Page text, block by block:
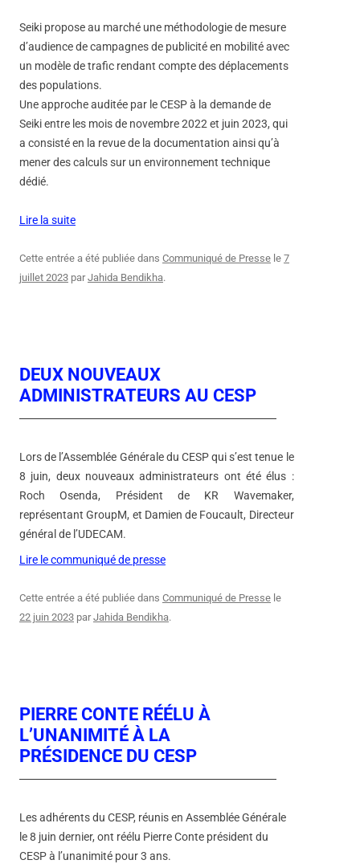
Seiki propose au marché une méthodologie de mesure
d’audience de campagnes de publicité en mobilité avec
un modèle de trafic rendant compte des déplacements
des populations.
Une approche auditée par le CESP à la demande de
Seiki entre les mois de novembre 2022 et juin 2023, qui
a consisté en la revue de la documentation ainsi qu’à
mener des calculs sur un environnement technique
dédié.
Lire la suite
Cette entrée a été publiée dans Communiqué de Presse le 7
juillet 2023 parJahida Bendikha.
DEUX NOUVEAUX
ADMINISTRATEURS AU CESP
Lors de l’Assemblée Générale du CESP qui s’est tenue le
8 juin, deux nouveaux administrateurs ont été élus :
Roch Osenda, Président de KR Wavemaker,
représentant GroupM, et Damien de Foucault, Directeur
général de l’UDECAM.
Lire le communiqué de presse
Cette entrée a été publiée dans Communiqué de Presse le
22 juin 2023 parJahida Bendikha.
PIERRE CONTE RÉÉLU À
L’UNANIMITÉ À LA
PRÉSIDENCE DU CESP
Les adhérents du CESP, réunis en Assemblée Générale
le 8 juin dernier, ont réélu Pierre Conte président du
CESP à l’unanimité pour 3 ans.